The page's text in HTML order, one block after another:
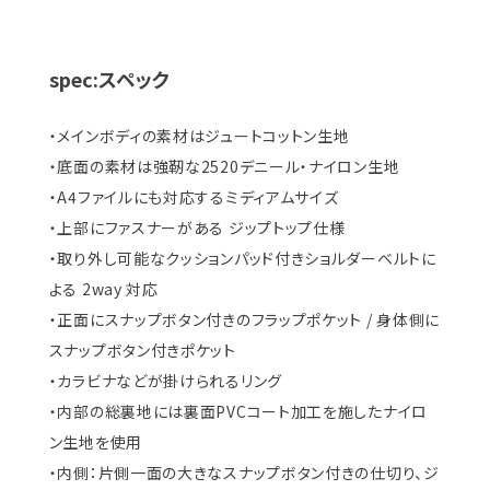
spec:スペック
・メインボディの素材はジュートコットン生地
・底面の素材は強靭な2520デニール・ナイロン生地
・A4ファイルにも対応するミディアムサイズ
・上部にファスナーがある ジップトップ仕様
・取り外し可能なクッションパッド付きショルダーベルトに
よる 2way 対応
・正面にスナップボタン付きのフラップポケット / 身体側に
スナップボタン付きポケット
・カラビナなどが掛けられるリング
・内部の総裏地には裏面PVCコート加工を施したナイロ
ン生地を使用
・内側：片側一面の大きなスナップボタン付きの仕切り、ジ